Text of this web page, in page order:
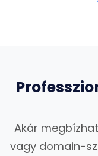
Akár
vagy domain-